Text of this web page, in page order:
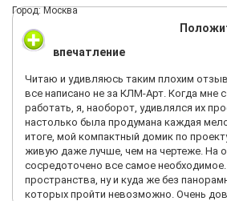
Город: Москва
впечатление
Читаю и удивляюсь таким плохим
все написано не за КЛМ-Арт. Когда мне
работать, я, наоборот, удивлялся их
настолько была продумана каждая
итоге, мой компактный домик по
живую даже лучше, чем на чертеже. На
сосредоточено все самое
пространства, ну и куда же без
которых пройти невозможно. Очень